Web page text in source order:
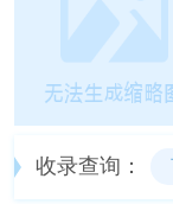
收录查询：